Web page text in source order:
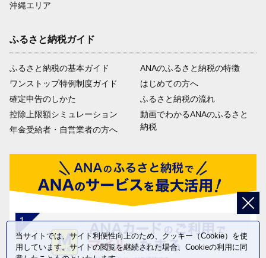
沖縄エリア
ふるさと納税ガイド
ふるさと納税の基本ガイド
ワンストップ特例制度ガイド
確定申告のしかた
控除上限額シミュレーション
年金受給者・自営業者の方へ
ANAのふるさと納税の特徴
はじめての方へ
ふるさと納税の流れ
動画でわかるANAのふるさと
納税
当サイトでは、サイト利便性向上のため、クッキー（Cookie）を使
用しています。サイトの閲覧を継続された場合、Cookieの利用に同